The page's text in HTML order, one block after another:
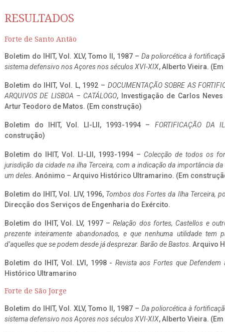
RESULTADOS
Forte de Santo Antão
Boletim do IHIT, Vol. XLV, Tomo II, 1987 – Da poliorcética à
sistema defensivo nos Açores nos séculos XVI-XIX, Alberto Vieira.
Boletim do IHIT, Vol. L, 1992 – DOCUMENTAÇÃO SOBRE AS
ARQUIVOS DE LISBOA – CATÁLOGO, Investigação de Carlos
Artur Teodoro de Matos. (Em construção)
Boletim do IHIT, Vol. LI-LII, 1993-1994 – FORTIFICAÇÃO DA
construção)
Boletim do IHIT, Vol. LI-LII, 1993-1994 – Colecção de todos os
jurisdição da cidade na ilha Terceira, com a indicação da importância
um deles. Anónimo – Arquivo Histórico Ultramarino. (Em
Boletim do IHIT, Vol. LIV, 1996, Tombos dos Fortes da Ilha Terceira,
Direcção dos Serviços de Engenharia do Exército.
Boletim do IHIT, Vol. LV, 1997 –Relação dos fortes, Castellos e
prezente inteiramente abandonados, e que nenhuma utilidade tem
d’aquelles que se podem desde já desprezar. Barão de Bastos. Arquivo
Boletim do IHIT, Vol. LVI, 1998 - Revista aos Fortes que
Histórico Ultramarino
Forte de São Jorge
Boletim do IHIT, Vol. XLV, Tomo II, 1987 – Da poliorcética à
sistema defensivo nos Açores nos séculos XVI-XIX, Alberto Vieira.